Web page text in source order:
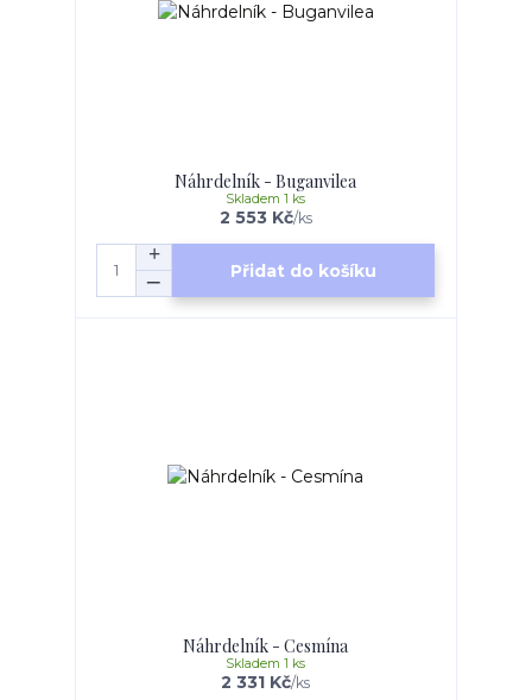
Náhrdelník - Buganvilea
2 553 Kč/ks
Skladem 1 ks
Přidat do košíku
Náhrdelník - Cesmína
2 331 Kč/ks
Skladem 1 ks